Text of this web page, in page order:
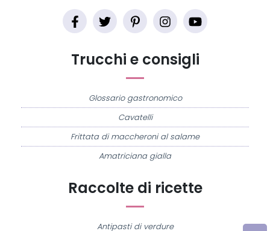
Raccolte di ricette
Antipasti di verdure
Trucchi e consigli
Glossario gastronomico
Cavatelli
Frittata di maccheroni al salame
Amatriciana gialla